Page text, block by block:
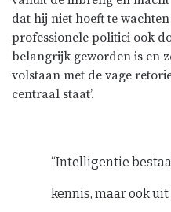
dat hij niet hoeft te
professionele politici ook
belangrijk geworden is en
volstaan met de vage
centraal staat’.
“Intelligentie
kennis, maar ook